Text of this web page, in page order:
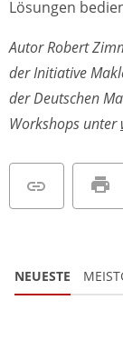
Lösungen
Autor Robert
der Initiative
der Deutschen
Workshops unter
NEUESTE